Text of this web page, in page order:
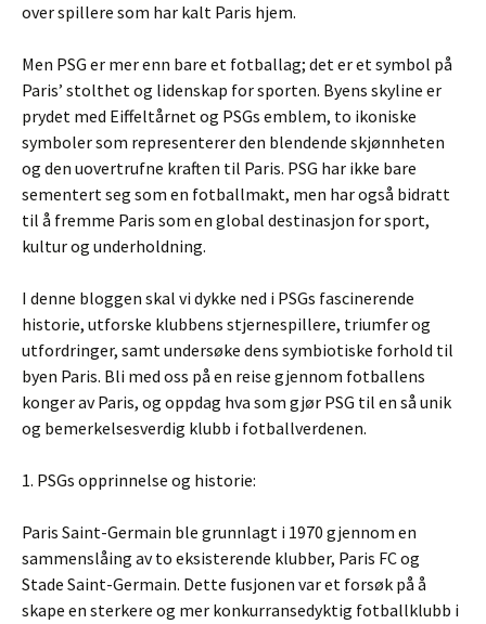
over spillere som har kalt Paris hjem.
Men PSG er mer enn bare et fotballag; det er et symbol på
Paris’ stolthet og lidenskap for sporten. Byens skyline er
prydet med Eiffeltårnet og PSGs emblem, to ikoniske
symboler som representerer den blendende skjønnheten
og den uovertrufne kraften til Paris. PSG har ikke bare
sementert seg som en fotballmakt, men har også bidratt
til å fremme Paris som en global destinasjon for sport,
kultur og underholdning.
I denne bloggen skal vi dykke ned i PSGs fascinerende
historie, utforske klubbens stjernespillere, triumfer og
utfordringer, samt undersøke dens symbiotiske forhold til
byen Paris. Bli med oss ​​på en reise gjennom fotballens
konger av Paris, og oppdag hva som gjør PSG til en så unik
og bemerkelsesverdig klubb i fotballverdenen.
1. PSGs opprinnelse og historie:
Paris Saint-Germain ble grunnlagt i 1970 gjennom en
sammenslåing av to eksisterende klubber, Paris FC og
Stade Saint-Germain. Dette fusjonen var et forsøk på å
skape en sterkere og mer konkurransedyktig fotballklubb i